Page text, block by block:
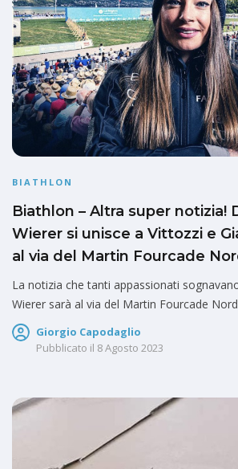
BIATHLON
Biathlon – Altra super notizia!
Wierer si unisce a Vittozzi e
al via del Martin Fourcade
La notizia che tanti appassionati
Wierer sarà al via del Martin Fourcade
Giorgio Capodaglio
Pubblicato il 8 Agosto 2023